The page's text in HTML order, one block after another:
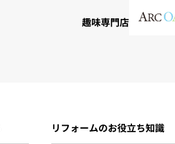
趣味専門店
リフォームのお役立ち知識